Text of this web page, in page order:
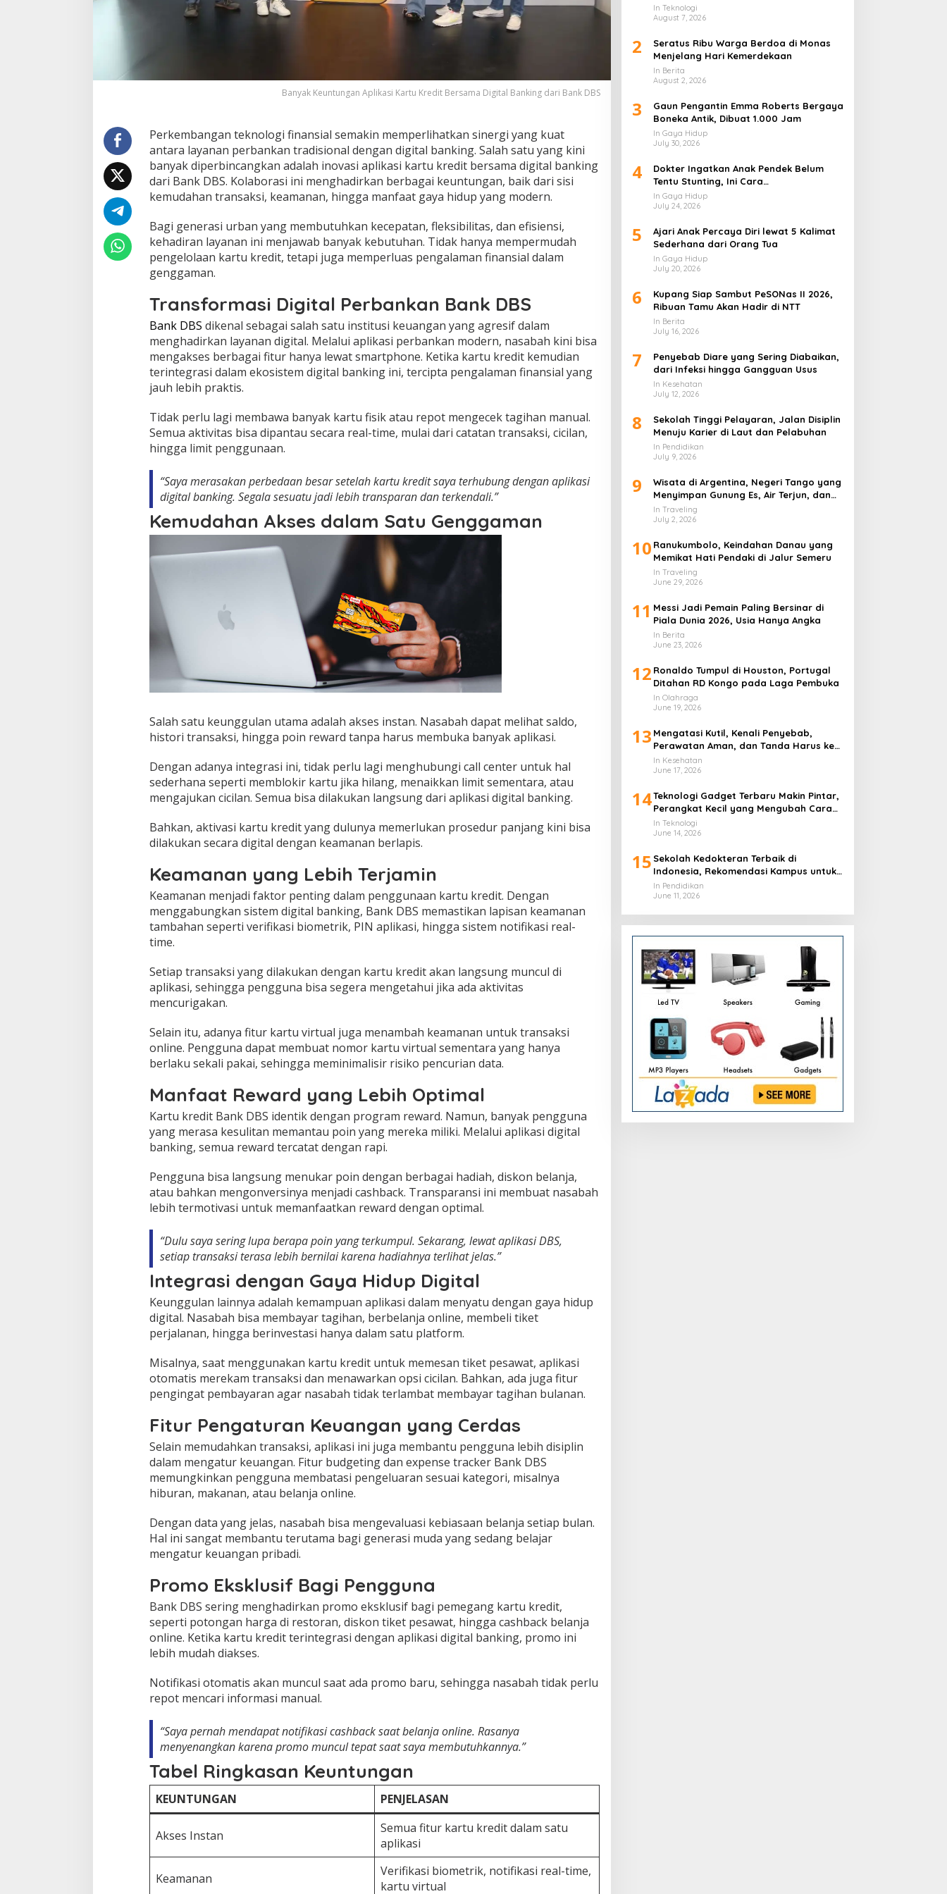
Banyak Keuntungan Aplikasi Kartu Kredit Bersama Digital Banking dari Bank DBS
Perkembangan teknologi finansial semakin memperlihatkan sinergi yang kuat
antara layanan perbankan tradisional dengan digital banking. Salah satu yang kini
banyak diperbincangkan adalah inovasi aplikasi kartu kredit bersama digital banking
dari Bank DBS. Kolaborasi ini menghadirkan berbagai keuntungan, baik dari sisi
kemudahan transaksi, keamanan, hingga manfaat gaya hidup yang modern.
Bagi generasi urban yang membutuhkan kecepatan, fleksibilitas, dan efisiensi,
kehadiran layanan ini menjawab banyak kebutuhan. Tidak hanya mempermudah
pengelolaan kartu kredit, tetapi juga memperluas pengalaman finansial dalam
genggaman.
Transformasi Digital Perbankan Bank DBS
Bank DBS dikenal sebagai salah satu institusi keuangan yang agresif dalam
menghadirkan layanan digital. Melalui aplikasi perbankan modern, nasabah kini bisa
mengakses berbagai fitur hanya lewat smartphone. Ketika kartu kredit kemudian
terintegrasi dalam ekosistem digital banking ini, tercipta pengalaman finansial yang
jauh lebih praktis.
Tidak perlu lagi membawa banyak kartu fisik atau repot mengecek tagihan manual.
Semua aktivitas bisa dipantau secara real-time, mulai dari catatan transaksi, cicilan,
hingga limit penggunaan.
“Saya merasakan perbedaan besar setelah kartu kredit saya terhubung dengan aplikasi
digital banking. Segala sesuatu jadi lebih transparan dan terkendali.”
Kemudahan Akses dalam Satu Genggaman
Salah satu keunggulan utama adalah akses instan. Nasabah dapat melihat saldo,
histori transaksi, hingga poin reward tanpa harus membuka banyak aplikasi.
Dengan adanya integrasi ini, tidak perlu lagi menghubungi call center untuk hal
sederhana seperti memblokir kartu jika hilang, menaikkan limit sementara, atau
mengajukan cicilan. Semua bisa dilakukan langsung dari aplikasi digital banking.
Bahkan, aktivasi kartu kredit yang dulunya memerlukan prosedur panjang kini bisa
dilakukan secara digital dengan keamanan berlapis.
Keamanan yang Lebih Terjamin
Keamanan menjadi faktor penting dalam penggunaan kartu kredit. Dengan
menggabungkan sistem digital banking, Bank DBS memastikan lapisan keamanan
tambahan seperti verifikasi biometrik, PIN aplikasi, hingga sistem notifikasi real-
time.
Setiap transaksi yang dilakukan dengan kartu kredit akan langsung muncul di
aplikasi, sehingga pengguna bisa segera mengetahui jika ada aktivitas
mencurigakan.
Selain itu, adanya fitur kartu virtual juga menambah keamanan untuk transaksi
online. Pengguna dapat membuat nomor kartu virtual sementara yang hanya
berlaku sekali pakai, sehingga meminimalisir risiko pencurian data.
Manfaat Reward yang Lebih Optimal
Kartu kredit Bank DBS identik dengan program reward. Namun, banyak pengguna
yang merasa kesulitan memantau poin yang mereka miliki. Melalui aplikasi digital
banking, semua reward tercatat dengan rapi.
Pengguna bisa langsung menukar poin dengan berbagai hadiah, diskon belanja,
atau bahkan mengonversinya menjadi cashback. Transparansi ini membuat nasabah
lebih termotivasi untuk memanfaatkan reward dengan optimal.
“Dulu saya sering lupa berapa poin yang terkumpul. Sekarang, lewat aplikasi DBS,
setiap transaksi terasa lebih bernilai karena hadiahnya terlihat jelas.”
Integrasi dengan Gaya Hidup Digital
Keunggulan lainnya adalah kemampuan aplikasi dalam menyatu dengan gaya hidup
digital. Nasabah bisa membayar tagihan, berbelanja online, membeli tiket
perjalanan, hingga berinvestasi hanya dalam satu platform.
Misalnya, saat menggunakan kartu kredit untuk memesan tiket pesawat, aplikasi
otomatis merekam transaksi dan menawarkan opsi cicilan. Bahkan, ada juga fitur
pengingat pembayaran agar nasabah tidak terlambat membayar tagihan bulanan.
Fitur Pengaturan Keuangan yang Cerdas
Selain memudahkan transaksi, aplikasi ini juga membantu pengguna lebih disiplin
dalam mengatur keuangan. Fitur budgeting dan expense tracker Bank DBS
memungkinkan pengguna membatasi pengeluaran sesuai kategori, misalnya
hiburan, makanan, atau belanja online.
Dengan data yang jelas, nasabah bisa mengevaluasi kebiasaan belanja setiap bulan.
Hal ini sangat membantu terutama bagi generasi muda yang sedang belajar
mengatur keuangan pribadi.
Promo Eksklusif Bagi Pengguna
Bank DBS sering menghadirkan promo eksklusif bagi pemegang kartu kredit,
seperti potongan harga di restoran, diskon tiket pesawat, hingga cashback belanja
online. Ketika kartu kredit terintegrasi dengan aplikasi digital banking, promo ini
lebih mudah diakses.
Notifikasi otomatis akan muncul saat ada promo baru, sehingga nasabah tidak perlu
repot mencari informasi manual.
“Saya pernah mendapat notifikasi cashback saat belanja online. Rasanya
menyenangkan karena promo muncul tepat saat saya membutuhkannya.”
Tabel Ringkasan Keuntungan
KEUNTUNGAN PENJELASAN
Akses Instan
Semua fitur kartu kredit dalam satu
aplikasi
Keamanan
Verifikasi biometrik, notifikasi real-time,
kartu virtual
Lapis
In Teknologi
August 7, 2026
2
Seratus Ribu Warga Berdoa di Monas
Menjelang Hari Kemerdekaan
In Berita
August 2, 2026
3
Gaun Pengantin Emma Roberts Bergaya
Boneka Antik, Dibuat 1.000 Jam
In Gaya Hidup
July 30, 2026
4
Dokter Ingatkan Anak Pendek Belum
Tentu Stunting, Ini Cara
Membedakannya
In Gaya Hidup
July 24, 2026
5
Ajari Anak Percaya Diri lewat 5 Kalimat
Sederhana dari Orang Tua
In Gaya Hidup
July 20, 2026
6
Kupang Siap Sambut PeSONas II 2026,
Ribuan Tamu Akan Hadir di NTT
In Berita
July 16, 2026
7
Penyebab Diare yang Sering Diabaikan,
dari Infeksi hingga Gangguan Usus
In Kesehatan
July 12, 2026
8
Sekolah Tinggi Pelayaran, Jalan Disiplin
Menuju Karier di Laut dan Pelabuhan
In Pendidikan
July 9, 2026
9
Wisata di Argentina, Negeri Tango yang
Menyimpan Gunung Es, Air Terjun, dan
Kota Penuh Warna
In Traveling
July 2, 2026
10 Ranukumbolo, Keindahan Danau yang
Memikat Hati Pendaki di Jalur Semeru
In Traveling
June 29, 2026
11 Messi Jadi Pemain Paling Bersinar di
Piala Dunia 2026, Usia Hanya Angka
In Berita
June 23, 2026
12 Ronaldo Tumpul di Houston, Portugal
Ditahan RD Kongo pada Laga Pembuka
In Olahraga
June 19, 2026
13 Mengatasi Kutil, Kenali Penyebab,
Perawatan Aman, dan Tanda Harus ke
Dokter
In Kesehatan
June 17, 2026
14Teknologi Gadget Terbaru Makin Pintar,
Perangkat Kecil yang Mengubah Cara
Hidup Harian
In Teknologi
June 14, 2026
15 Sekolah Kedokteran Terbaik di
Indonesia, Rekomendasi Kampus untuk
Calon Dokter
In Pendidikan
June 11, 2026